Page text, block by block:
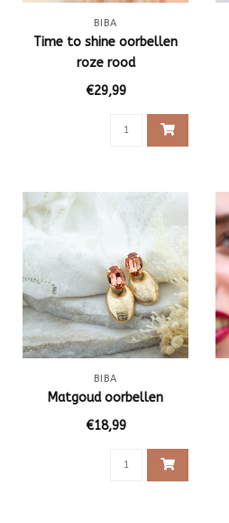
BIBA
Time to shine oorbellen
roze rood
€29,99
BIBA
Matgoud oorbellen
€18,99